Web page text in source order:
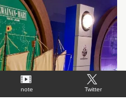
note Twitter